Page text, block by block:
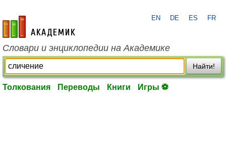
academic.ru
EN DE ES FR
Словари и энциклопедии на Академике
Найти!
Толкования Переводы Книги Игры ⚽